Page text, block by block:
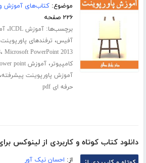
موضوع:کتاب‌های آموزش و
۲۲۶ صفحه
برچسب‌ها:آموزش ICDL ،
آفیس، ترفندهای پاورپوینت
، Microsoft PowerPoint 2013
کامپیوتر،آموزش power point
آموزش پاورپوینت پیشرفته
حرفه ای pdf
دانلود کتاب کوتاه و کاربردی از لینوکس
از: احسان نیک آور